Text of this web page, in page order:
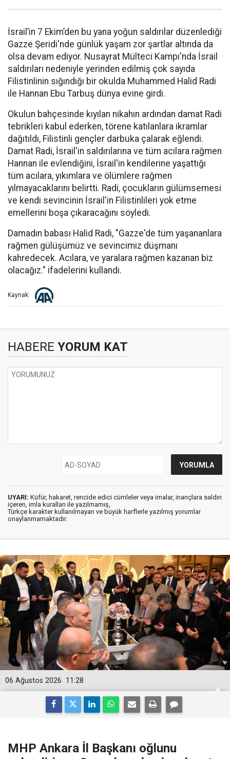
İsrail’in 7 Ekim’den bu yana yoğun saldırılar düzenlediği
Gazze Şeridi'nde günlük yaşam zor şartlar altında da
olsa devam ediyor. Nusayrat Mülteci Kampı'nda İsrail
saldırıları nedeniyle yerinden edilmiş çok sayıda
Filistinlinin sığındığı bir okulda Muhammed Halid Radi
ile Hannan Ebu Tarbuş dünya evine girdi.
Okulun bahçesinde kıyılan nikahın ardından damat Radi
tebrikleri kabul ederken, törene katılanlara ikramlar
dağıtıldı, Filistinli gençler darbuka çalarak eğlendi.
Damat Radi, İsrail'in saldırılarına ve tüm acılara rağmen
Hannan ile evlendiğini, İsrail'in kendilerine yaşattığı
tüm acılara, yıkımlara ve ölümlere rağmen
yılmayacaklarını belirtti. Radi, çocukların gülümsemesi
ve kendi sevincinin İsrail'in Filistinlileri yok etme
emellerini boşa çıkaracağını söyledi.
Damadın babası Halid Radi, "Gazze'de tüm yaşananlara
rağmen gülüşümüz ve sevincimiz düşmanı
kahredecek. Acılara, ve yaralara rağmen kazanan biz
olacağız." ifadelerini kullandı.
Kaynak:
HABERE YORUM KAT
UYARI: Küfür, hakaret, rencide edici cümleler veya imalar, inançlara saldırı
içeren, imla kuralları ile yazılmamış,
Türkçe karakter kullanılmayan ve büyük harflerle yazılmış yorumlar
onaylanmamaktadır.
11:28
06 Ağustos 2026
MHP Ankara İl Başkanı oğlunu